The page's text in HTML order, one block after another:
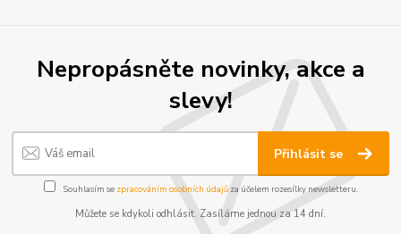
Nepropásněte novinky, akce a
slevy!
Přihlásit se
Souhlasím se zpracováním osobních údajůza účelem rozesílky newsletteru.
Můžete se kdykoli odhlásit. Zasíláme jednou za 14 dní.